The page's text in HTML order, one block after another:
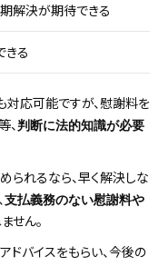
解決が期待できる
きる
対応可能ですが、慰謝料を
、 判断に法的知識が必要
れるなら、早く解決しな
支払義務のない慰謝料や
せん。
バイスをもらい、今後の